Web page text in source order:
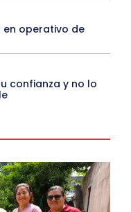
en operativo de
confianza y no lo